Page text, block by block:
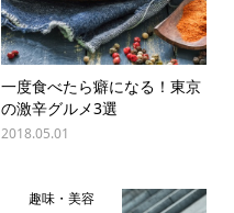
一度食べたら癖になる！東京
の激辛グルメ3選
2018.05.01
趣味・美容